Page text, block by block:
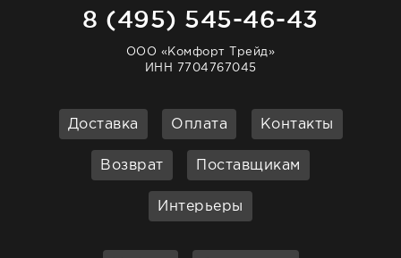
8 (495) 545-46-43
ООО «Комфорт Трейд»
ИНН 7704767045
Доставка Оплата Контакты
Возврат Поставщикам
Интерьеры